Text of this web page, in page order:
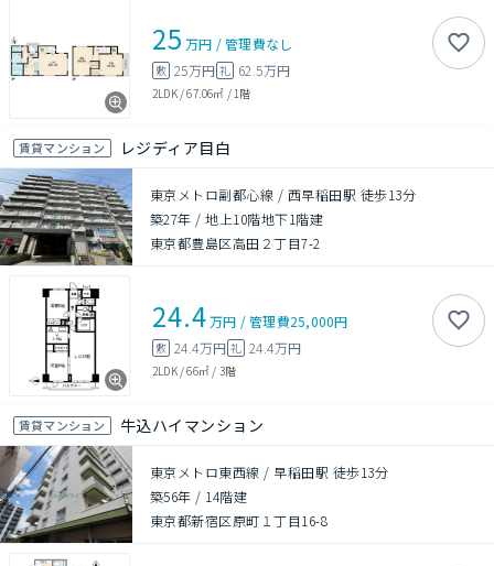
25 万円 /管理費なし
敷 25万円 礼 62.5万円
2LDK/67.06㎡ / 1階
賃貸マンション レジディア目白
東京メトロ副都心線 / 西早稲田駅 徒歩13分
築27年 /地上10階地下1階建
東京都豊島区高田２丁目7-2
24.4万円 /管理費25,000円
敷 24.4万円 礼 24.4万円
2LDK/66㎡ / 3階
賃貸マンション 牛込ハイマンション
東京メトロ東西線 / 早稲田駅 徒歩13分
築56年 / 14階建
東京都新宿区原町１丁目16-8